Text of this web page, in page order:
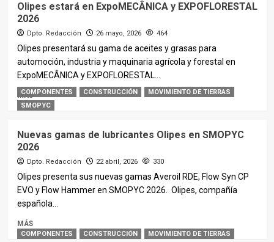
Olipes estará en ExpoMECÂNICA y EXPOFLORESTAL
2026
Dpto. Redacción 26 mayo, 2026 464
Olipes presentará su gama de aceites y grasas para
automoción, industria y maquinaria agrícola y forestal en
ExpoMECÂNICA y EXPOFLORESTAL...
MÁS
COMPONENTES CONSTRUCCIÓN
MOVIMIENTO DE TIERRAS
SMOPYC
Nuevas gamas de lubricantes Olipes en SMOPYC
2026
Dpto. Redacción 22 abril, 2026 330
Olipes presenta sus nuevas gamas Averoil RDE, Flow Syn CP
EVO y Flow Hammer en SMOPYC 2026. Olipes, compañía
española...
MÁS
COMPONENTES CONSTRUCCIÓN MOVIMIENTO DE TIERRAS